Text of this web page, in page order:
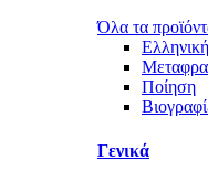
Όλα τα
Ποίηση
Γενικά